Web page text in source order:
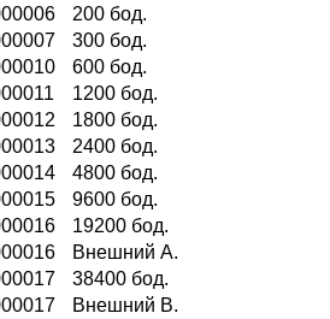
200 бод.
300 бод.
600 бод.
1200 бод.
1800 бод.
2400 бод.
4800 бод.
9600 бод.
19200 бод.
Внешний A.
38400 бод.
Внешний B.